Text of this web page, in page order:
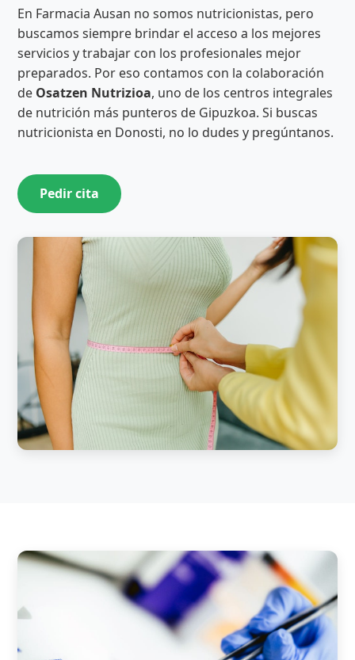
En Farmacia Ausan no somos nutricionistas, pero
buscamos siempre brindar el acceso a los mejores
servicios y trabajar con los profesionales mejor
preparados. Por eso contamos con la colaboración
de Osatzen Nutrizioa, uno de los centros integrales
de nutrición más punteros de Gipuzkoa. Si buscas
nutricionista en Donosti, no lo dudes y pregúntanos.
Pedir cita